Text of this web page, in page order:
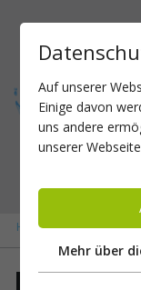
Home»Impressum
Auf unserer
Einige davon
uns andere
unserer
Mehr über